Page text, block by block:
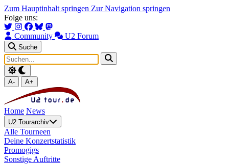
Zum Hauptinhalt springen Zur Navigation springen
Folge uns:
Community U2 Forum
Suche
A- A+
Home News
U2 Tourarchiv
Alle Tourneen
Deine Konzertstatistik
Promogigs
Sonstige Auftritte